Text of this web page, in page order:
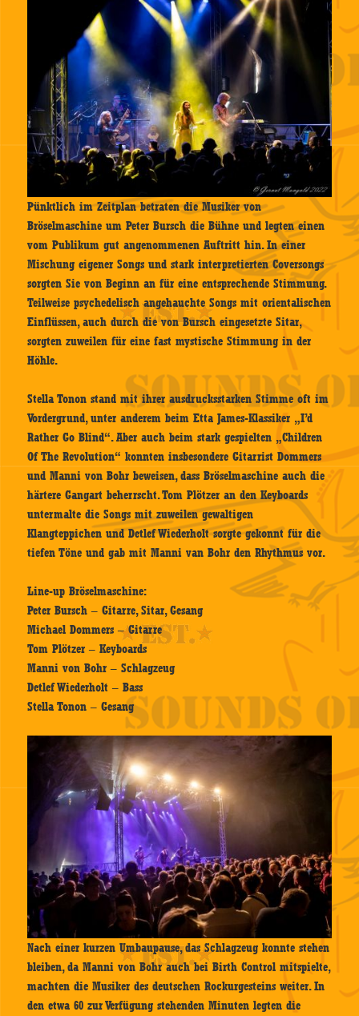
Pünktlich im Zeitplan betraten die Musiker von
Bröselmaschine um Peter Bursch die Bühne und legten einen
vom Publikum gut angenommenen Auftritt hin. In einer
Mischung eigener Songs und stark interpretierten Coversongs
sorgten Sie von Beginn an für eine entsprechende Stimmung.
Teilweise psychedelisch angehauchte Songs mit orientalischen
Einflüssen, auch durch die von Bursch eingesetzte Sitar,
sorgten zuweilen für eine fast mystische Stimmung in der
Höhle.
Stella Tonon stand mit ihrer ausdrucksstarken Stimme oft im
Vordergrund, unter anderem beim Etta James-Klassiker „I’d
Rather Go Blind“. Aber auch beim stark gespielten „Children
Of The Revolution“ konnten insbesondere Gitarrist Dommers
und Manni von Bohr beweisen, dass Bröselmaschine auch die
härtere Gangart beherrscht. Tom Plötzer an den Keyboards
untermalte die Songs mit zuweilen gewaltigen
Klangteppichen und Detlef Wiederholt sorgte gekonnt für die
tiefen Töne und gab mit Manni van Bohr den Rhythmus vor.
Line-up Bröselmaschine:
Peter Bursch – Gitarre, Sitar, Gesang
Michael Dommers – Gitarre
Tom Plötzer – Keyboards
Manni von Bohr – Schlagzeug
Detlef Wiederholt – Bass
Stella Tonon – Gesang
Nach einer kurzen Umbaupause, das Schlagzeug konnte stehen
bleiben, da Manni von Bohr auch bei Birth Control mitspielte,
machten die Musiker des deutschen Rockurgesteins weiter. In
den etwa 60 zur Verfügung stehenden Minuten legten die